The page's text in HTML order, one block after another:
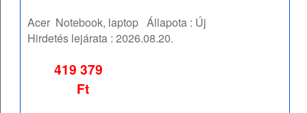
Acer Notebook, laptop Állapota : Új
Hirdetés lejárata :2026.08.20.
419 379
Ft